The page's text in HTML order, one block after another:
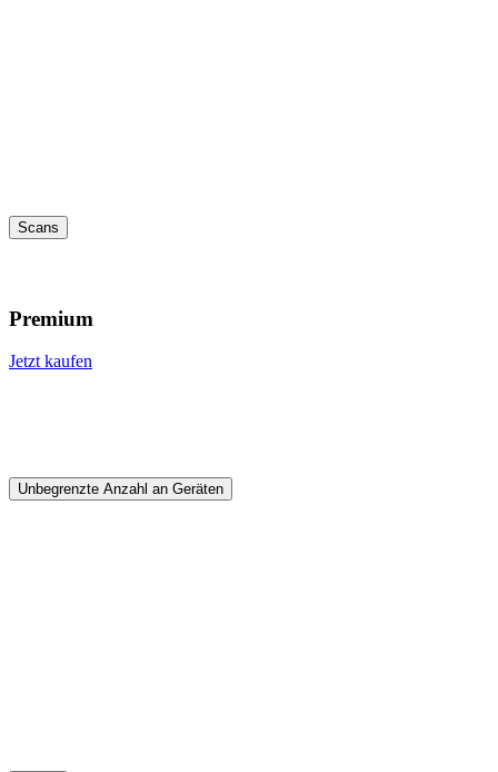
Scans
Premium
Jetzt kaufen
Unbegrenzte Anzahl an Geräten